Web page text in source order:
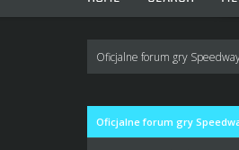
Oficjalne forum gry
Oficjalne forum gry